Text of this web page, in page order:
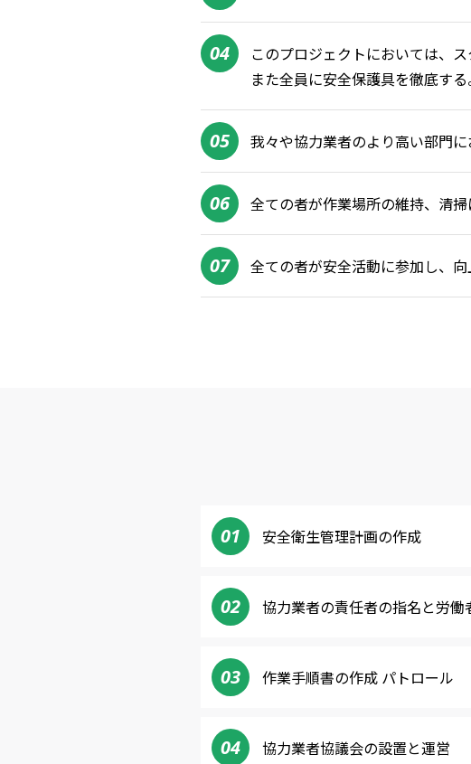
04
このプロジェクトにおいては、
また全員に安全保護具を徹底する
05 我々や協力業者のより高い部門
06 全ての者が作業場所の維持、清掃
07 全ての者が安全活動に参加し、向
01 安全衛生管理計画の作成
02 協力業者の責任者の指名と労働
03 作業手順書の作成 パトロール
04 協力業者協議会の設置と運営